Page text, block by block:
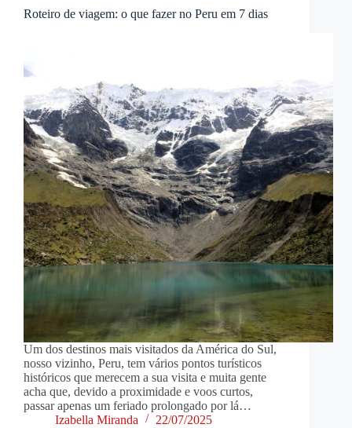
Roteiro de viagem: o que fazer no Peru em 7 dias
Um dos destinos mais visitados da América do Sul,
nosso vizinho, Peru, tem vários pontos turísticos
históricos que merecem a sua visita e muita gente
acha que, devido a proximidade e voos curtos,
passar apenas um feriado prolongado por lá…
Izabella Miranda
22/07/2025